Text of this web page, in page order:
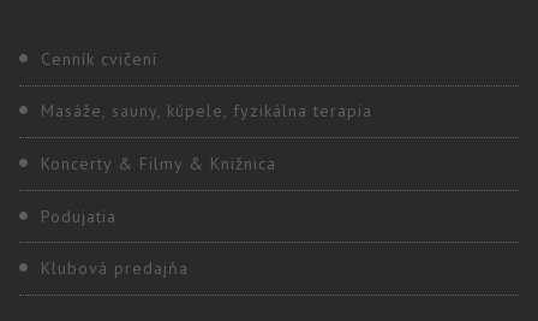
Cenník cvičení
Masáže, sauny, kúpele, fyzikálna terapia
Koncerty & Filmy & Knižnica
Podujatia
Klubová predajňa